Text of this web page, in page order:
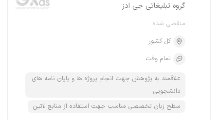
گروه تبلیغاتی جی ادز
منقضی شده
کل کشور
تمام وقت
علاقمند به پژوهش جهت انجام پروژه ها و پایان نامه های
دانشجویی
سطح زبان تخصصی مناسب جهت استفاده از منابع لاتین